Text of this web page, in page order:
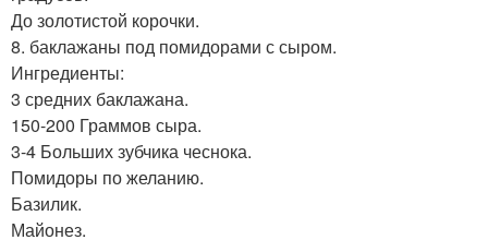
До золотистой корочки.
8. баклажаны под помидорами с сыром.
Ингредиенты:
3 средних баклажана.
150-200 Граммов сыра.
3-4 Больших зубчика чеснока.
Помидоры по желанию.
Базилик.
Майонез.